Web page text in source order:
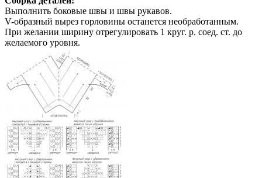
Выполнить боковые швы и швы рукавов.
V-образный вырез горловины останется необработанным.
При желании ширину отрегулировать 1 круг. р. соед. ст. до
желаемого уровня.